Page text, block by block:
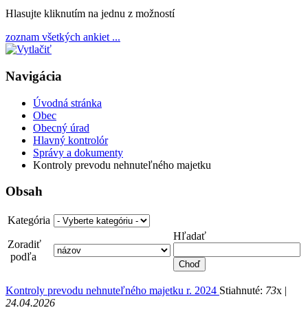
Hlasujte kliknutím na jednu z možností
zoznam všetkých ankiet ...
Navigácia
Úvodná stránka
Obec
Obecný úrad
Hlavný kontrolór
Správy a dokumenty
Kontroly prevodu nehnuteľného majetku
Obsah
Kategória
Zoradiť
podľa
Hľadať
Kontroly prevodu nehnuteľného majetku r. 2024 Stiahnuté: 73x |
24.04.2026